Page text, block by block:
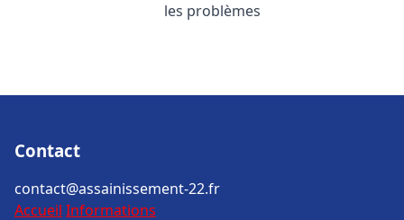
les problèmes
Contact
contact@assainissement-22.fr
Accueil Informations